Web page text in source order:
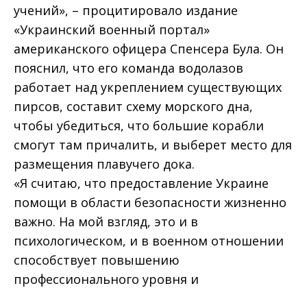
учений», – процитировало издание
«Украинский военный портал»
американского офицера Спенсера Була. Он
пояснил, что его команда водолазов
работает над укреплением существующих
пирсов, составит схему морского дна,
чтобы убедиться, что большие корабли
смогут там причалить, и выберет место для
размещения плавучего дока.
«Я считаю, что предоставление Украине
помощи в области безопасности жизненно
важно. На мой взгляд, это и в
психологическом, и в военном отношении
способствует повышению
профессионального уровня и